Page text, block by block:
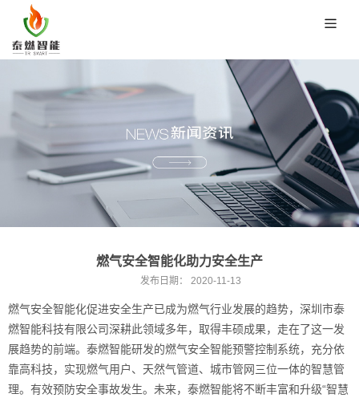
燃气安全智能化助力安全生产
发布日期： 2020-11-13
燃气安全智能化促进安全生产已成为燃气行业发展的趋势，深圳市泰
燃智能科技有限公司深耕此领域多年，取得丰硕成果，走在了这一发
展趋势的前端。泰燃智能研发的燃气安全智能预警控制系统，充分依
靠高科技，实现燃气用户、天然气管道、城市管网三位一体的智慧管
理。有效预防安全事故发生。未来，泰燃智能将不断丰富和升级“智慧